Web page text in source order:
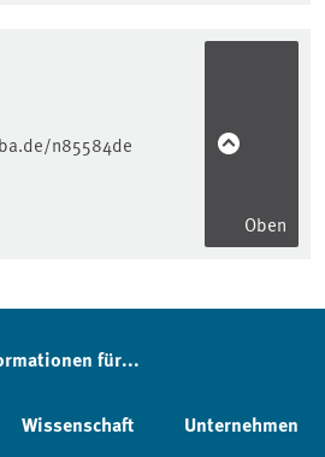
n85584de
Oben
für...
Wissenschaft Unternehmen